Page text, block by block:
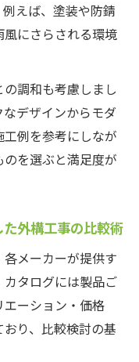
えば、塗装や防錆
にさらされる環境
調和も考慮しまし
デザインからモダ
例を参考にしなが
を選ぶと満足度が
外構工事の比較術
メーカーが提供す
タログには製品ご
エーション・価格
り、比較検討の基